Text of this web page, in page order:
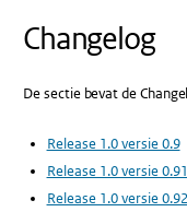
Changelog
De sectie bevat de
Release 1.0 versie 0.9
Release 1.0 versie 0.91
Release 1.0 versie 0.92